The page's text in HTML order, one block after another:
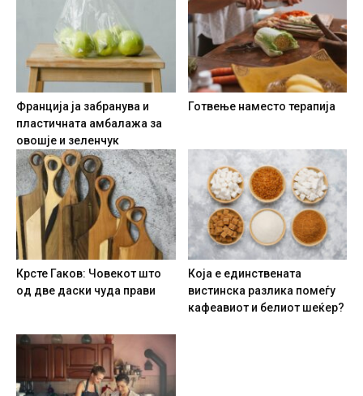
Франција ја забранува и
пластичната амбалажа за
овошје и зеленчук
Готвење наместо терапија
Крсте Гаков: Човекот што
од две даски чуда прави
Која е единствената
вистинска разлика помеѓу
кафеавиот и белиот шеќер?